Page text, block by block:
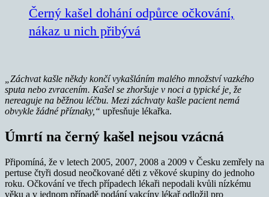
Černý kašel dohání odpůrce očkování,
nákaz u nich přibývá
„Záchvat kašle někdy končí vykašláním malého množství vazkého
sputa nebo zvracením. Kašel se zhoršuje v noci a typické je, že
nereaguje na běžnou léčbu. Mezi záchvaty kašle pacient nemá
obvykle žádné příznaky,“ upřesňuje lékařka.
Úmrtí na černý kašel nejsou vzácná
Připomíná, že v letech 2005, 2007, 2008 a 2009 v Česku zemřely na
pertuse čtyři dosud neočkované děti z věkové skupiny do jednoho
roku. Očkování ve třech případech lékaři nepodali kvůli nízkému
věku a v jednom případě podání vakcíny lékař odložil pro